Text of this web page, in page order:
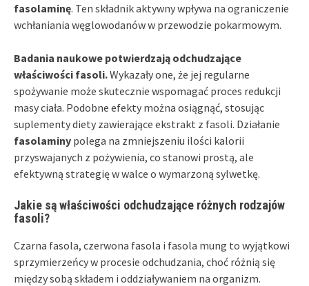
fasolaminę. Ten składnik aktywny wpływa na ograniczenie
wchłaniania węglowodanów w przewodzie pokarmowym.
Badania naukowe potwierdzają odchudzające
właściwości fasoli.Wykazały one, że jej regularne
spożywanie może skutecznie wspomagać proces redukcji
masy ciała. Podobne efekty można osiągnąć, stosując
suplementy diety zawierające ekstrakt z fasoli. Działanie
fasolaminy polega na zmniejszeniu ilości kalorii
przyswajanych z pożywienia, co stanowi prostą, ale
efektywną strategię w walce o wymarzoną sylwetkę.
Jakie są właściwości odchudzające różnych rodzajów
fasoli?
Czarna fasola, czerwona fasola i fasola mung to wyjątkowi
sprzymierzeńcy w procesie odchudzania, choć różnią się
między sobą składem i oddziaływaniem na organizm.